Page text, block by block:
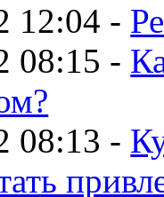
12:04 -
08:15 -
08:13 -